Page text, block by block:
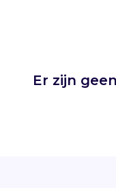
Er zijn